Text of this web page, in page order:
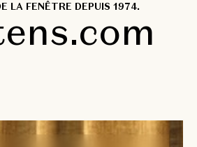
LA FENÊTRE DEPUIS 1974.